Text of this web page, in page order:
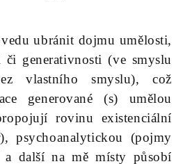
ubránit dojmu umělosti,
generativnosti (ve smyslu
vlastního smyslu), což
generované (s) umělou
rovinu existenciální
), psychoanalytickou (pojmy
další na mě místy působí